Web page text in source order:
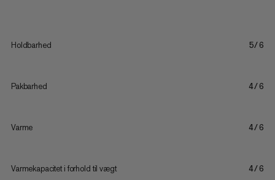
Holdbarhed 5/6
Pakbarhed 4/6
Varme 4/6
Varmekapacitet i forhold til vægt 4/6